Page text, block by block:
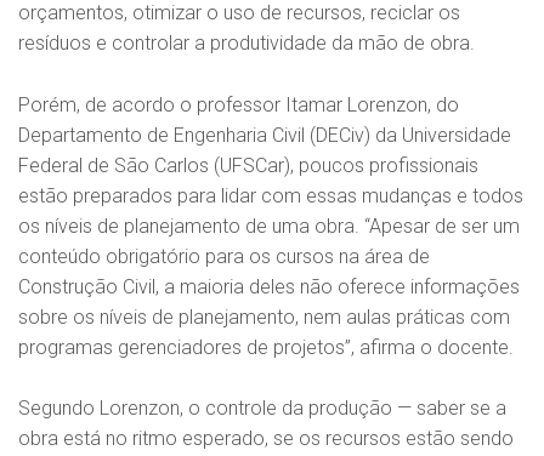
orçamentos, otimizar o uso de recursos, reciclar os
resíduos e controlar a produtividade da mão de obra.
Porém, de acordo o professor Itamar Lorenzon, do
Departamento de Engenharia Civil (DECiv) da Universidade
Federal de São Carlos (UFSCar), poucos profissionais
estão preparados para lidar com essas mudanças e todos
os níveis de planejamento de uma obra. “Apesar de ser um
conteúdo obrigatório para os cursos na área de
Construção Civil, a maioria deles não oferece informações
sobre os níveis de planejamento, nem aulas práticas com
programas gerenciadores de projetos”, afirma o docente.
Segundo Lorenzon, o controle da produção — saber se a
obra está no ritmo esperado, se os recursos estão sendo